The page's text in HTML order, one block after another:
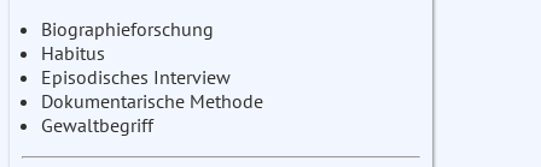
Biographieforschung
Habitus
Episodisches Interview
Dokumentarische Methode
Gewaltbegriff